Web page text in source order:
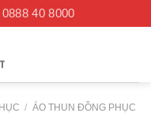
0888 40 8000
/ ÁO THUN ĐỒNG PHỤC